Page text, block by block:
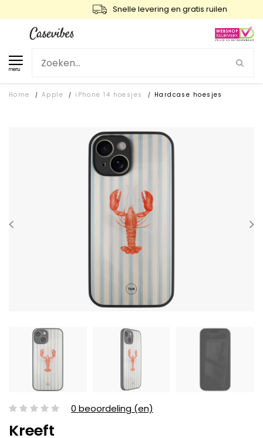
Snelle levering en gratis ruilen
menu
Home / Apple / iPhone 14 hoesjes / Hardcase hoesjes
0 beoordeling (en)
Kreeft